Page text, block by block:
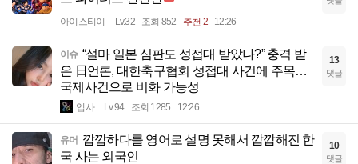
아이스티이 Lv.32 조회 852 추천 2 12:26
이슈 “설마 일본 심판도 성접대 받았나?” 충격 받
은 日언론, 대한축구협회 성접대 사건에 주목…
국제사건으로 비화 가능성
입사 Lv.94 조회 1285 12:26
13
댓글
유머 깝깝하다를 영어로 설명 못해서 깝깝해진 한
국 사는 외국인
10
댓글